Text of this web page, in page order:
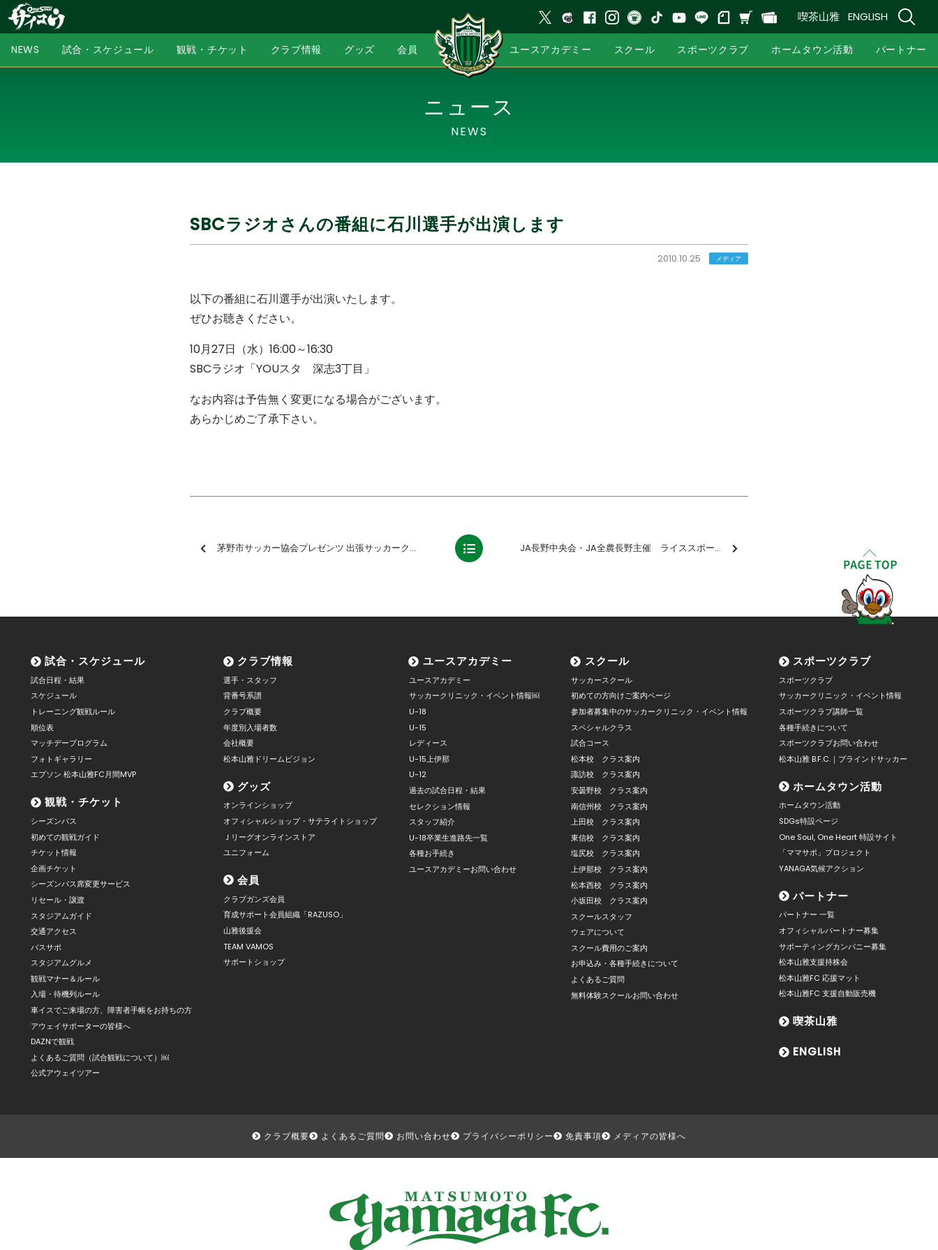
喫茶山雅 ENGLISH
NEWS 試合・スケジュール 観戦・チケット クラブ情報 グッズ 会員 ユースアカデミー スクール スポーツクラブ ホームタウン活動 パートナー
ニュース
NEWS
SBCラジオさんの番組に石川選手が出演します
2010.10.25 メディア
以下の番組に石川選手が出演いたします。
ぜひお聴きください。
10月27日（水）16:00～16:30
SBCラジオ「YOUスタ 深志3丁目」
なお内容は予告無く変更になる場合がございます。
あらかじめご了承下さい。
茅野市サッカー協会プレゼンツ 出張サッカークリニック報告 JA長野中央会・JA全農長野主催 ライススポーツセミナー参加について
試合・スケジュール
試合日程・結果
スケジュール
トレーニング観戦ルール
順位表
マッチデープログラム
フォトギャラリー
エプソン 松本山雅FC月間MVP
観戦・チケット
シーズンパス
初めての観戦ガイド
チケット情報
企画チケット
シーズンパス席変更サービス
リセール・譲渡
スタジアムガイド
交通アクセス
バスサポ
スタジアムグルメ
観戦マナー＆ルール
入場・待機列ルール
車イスでご来場の方、障害者手帳をお持ちの方
アウェイサポーターの皆様へ
DAZNで観戦
よくあるご質問（試合観戦について）￼
公式アウェイツアー
クラブ情報
選手・スタッフ
背番号系譜
クラブ概要
年度別入場者数
会社概要
松本山雅ドリームビジョン
グッズ
オンラインショップ
オフィシャルショップ・サテライトショップ
Ｊリーグオンラインストア
ユニフォーム
会員
クラブガンズ会員
育成サポート会員組織「RAZUSO」
山雅後援会
TEAM VAMOS
サポートショップ
ユースアカデミー
ユースアカデミー
サッカークリニック・イベント情報￼
U-18
U-15
レディース
U-15上伊那
U-12
過去の試合日程・結果
セレクション情報
スタッフ紹介
U-18卒業生進路先一覧
各種お手続き
ユースアカデミーお問い合わせ
スクール
サッカースクール
初めての方向けご案内ページ
参加者募集中のサッカークリニック・イベント情報
スペシャルクラス
試合コース
松本校 クラス案内
諏訪校 クラス案内
安曇野校 クラス案内
南信州校 クラス案内
上田校 クラス案内
東信校 クラス案内
塩尻校 クラス案内
上伊那校 クラス案内
松本西校 クラス案内
小坂田校 クラス案内
スクールスタッフ
ウェアについて
スクール費用のご案内
お申込み・各種手続きについて
よくあるご質問
無料体験スクールお問い合わせ
スポーツクラブ
スポーツクラブ
サッカークリニック・イベント情報
スポーツクラブ講師一覧
各種手続きについて
スポーツクラブお問い合わせ
松本山雅 B.F.C.｜ブラインドサッカー
ホームタウン活動
ホームタウン活動
SDGs特設ページ
One Soul, One Heart 特設サイト
「ママサポ」プロジェクト
YANAGA気候アクション
パートナー
パートナー 一覧
オフィシャルパートナー募集
サポーティングカンパニー募集
松本山雅支援持株会
松本山雅FC 応援マット
松本山雅FC 支援自動販売機
喫茶山雅
ENGLISH
クラブ概要 よくあるご質問 お問い合わせ プライバシーポリシー 免責事項 メディアの皆様へ